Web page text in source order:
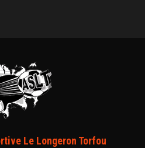
Le Longeron Torfou